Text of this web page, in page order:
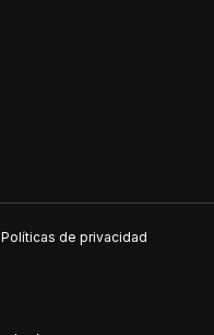
Políticas de privacidad